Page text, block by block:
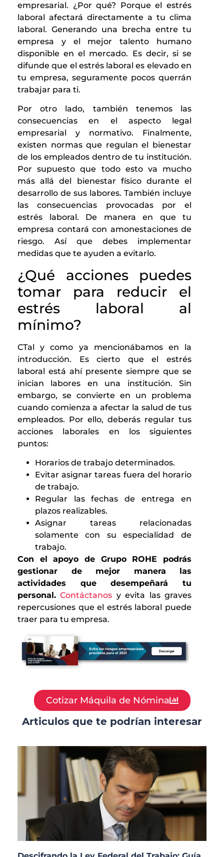
empresarial. ¿Por qué? Porque el estrés
laboral afectará directamente a tu clima
laboral. Generando una brecha entre tu
empresa y el mejor talento humano
disponible en el mercado. Es decir, si se
difunde que el estrés laboral es elevado en
tu empresa, seguramente pocos querrán
trabajar para ti.
Por otro lado, también tenemos las
consecuencias en el aspecto legal
empresarial y normativo. Finalmente,
existen normas que regulan el bienestar
de los empleados dentro de tu institución.
Por supuesto que todo esto va mucho
más allá del bienestar físico durante el
desarrollo de sus labores. También incluye
las consecuencias provocadas por el
estrés laboral. De manera en que tu
empresa contará con amonestaciones de
riesgo. Así que debes implementar
medidas que te ayuden a evitarlo.
¿Qué acciones puedes
tomar para reducir el
estrés laboral al
mínimo?
CTal y como ya mencionábamos en la
introducción. Es cierto que el estrés
laboral está ahí presente siempre que se
inician labores en una institución. Sin
embargo, se convierte en un problema
cuando comienza a afectar la salud de tus
empleados. Por ello, deberás regular tus
acciones laborales en los siguientes
puntos:
Horarios de trabajo determinados.
Evitar asignar tareas fuera del horario
de trabajo.
Regular las fechas de entrega en
plazos realizables.
Asignar tareas relacionadas
solamente con su especialidad de
trabajo.
Con el apoyo de Grupo ROHE podrás
gestionar de mejor manera las
actividades que desempeñará tu
personal. Contáctanos y evita las graves
repercusiones que el estrés laboral puede
traer para tu empresa.
Cotizar Máquila de Nómina
Articulos que te podrían interesar